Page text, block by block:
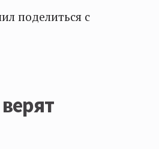
поделиться с